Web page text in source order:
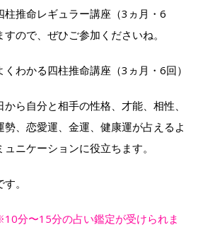
柱推命レギュラー講座（3ヵ月・6
ので、ぜひご参加くださいね。
わかる四柱推命講座（3ヵ月・6回）
ら自分と相手の性格、才能、相性、
、恋愛運、金運、健康運が占えるよ
ニケーションに役立ちます。
。
分〜15分の占い鑑定が受けられま